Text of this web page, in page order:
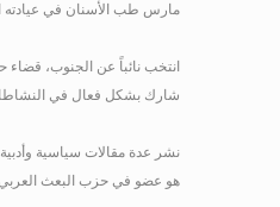
مارس طب الأسنان في عيادته
انتخب نائباً عن الجنوب، قضاء حاصبيا في دورة سنة 2000 ودورتي سنة 2005و2009. شارك في أعمال اللجان النيابية: الدفاع الوطني والداخلية
شارك بشكل فعال في النشاطات
نشر عدة مقالات سياسية
هو عضو في حزب البعث العربي